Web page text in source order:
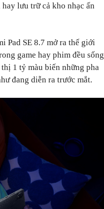
lưu trữ cả kho nhạc ấn
Pad SE 8.7 mở ra thế giới
game hay phim đều sống
1 tỷ màu biến những pha
đang diễn ra trước mắt.